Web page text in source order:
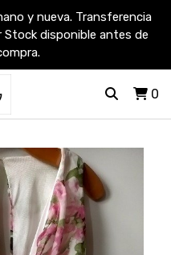
y nueva. Transferencia
Stock disponible antes de
0